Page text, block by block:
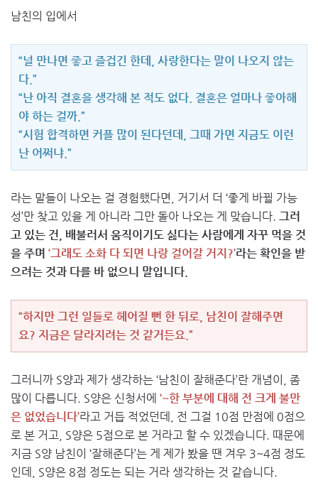
남친의 입에서
“널 만나면 좋고 즐겁긴 한데, 사랑한다는 말이 나오지 않는
다.”
“난 아직 결혼을 생각해 본 적도 없다. 결혼은 얼마나 좋아해
야 하는 걸까.”
“시험 합격하면 커플 많이 된다던데, 그때 가면 지금도 이런
난 어쩌냐.”
라는 말들이 나오는 걸 경험했다면, 거기서 더 ‘좋게 바뀔 가능
성’만 찾고 있을 게 아니라 그만 돌아 나오는 게 맞습니다. 그러
고 있는 건, 배불러서 움직이기도 싫다는 사람에게 자꾸 먹을 것
을 주며 ‘그래도 소화 다 되면 나랑 걸어갈 거지?’라는 확인을 받
으려는 것과 다를 바 없으니 말입니다.
“하지만 그런 일들로 헤어질 뻔 한 뒤로, 남친이 잘해주면
요? 지금은 달라지려는 것 같거든요.”
그러니까 S양과 제가 생각하는 ‘남친이 잘해준다’란 개념이, 좀
많이 다릅니다. S양은 신청서에 ‘~한 부분에 대해 전 크게 불만
은 없었습니다’라고 거듭 적었던데, 전 그걸 10점 만점에 0점으
로 본 거고, S양은 5점으로 본 거라고 할 수 있겠습니다. 때문에
지금 S양 남친이 ‘잘해준다’는 게 제가 봤을 땐 겨우 3~4점 정도
인데, S양은 8점 정도는 되는 거라 생각하는 것 같습니다.